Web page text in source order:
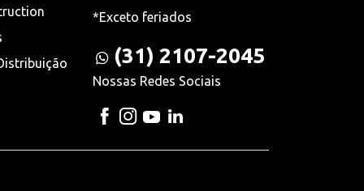
*Exceto feriados
(31) 2107-2045
Nossas Redes Sociais